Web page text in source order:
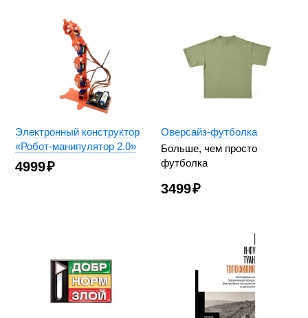
Электронный конструктор
«Робот-манипулятор 2.0»
4999₽
Оверсайз-футболка
Больше, чем просто
футболка
3499₽